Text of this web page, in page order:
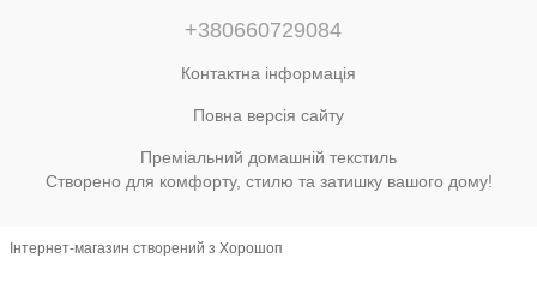
+380660729084
Контактна інформація
Повна версія сайту
Преміальний домашній текстиль
Створено для комфорту, стилю та затишку вашого дому!
Інтернет-магазин створений з Хорошоп